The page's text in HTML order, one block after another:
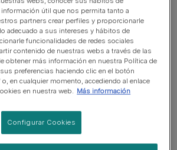
entrenamiento para vivir con otras
supervisión adicional para convivir con
información útil que nos permita tanto a
partners crear perfiles y proporcionarle
adecuado a sus intereses y hábitos de
funcionalidades de redes sociales
contenido de nuestras webs a través de las
obtener más información en nuestra Política de
preferencias haciendo clic en el botón
en cualquier momento, accediendo al enlace
en nuestra web. Más información
Configurar Cookies